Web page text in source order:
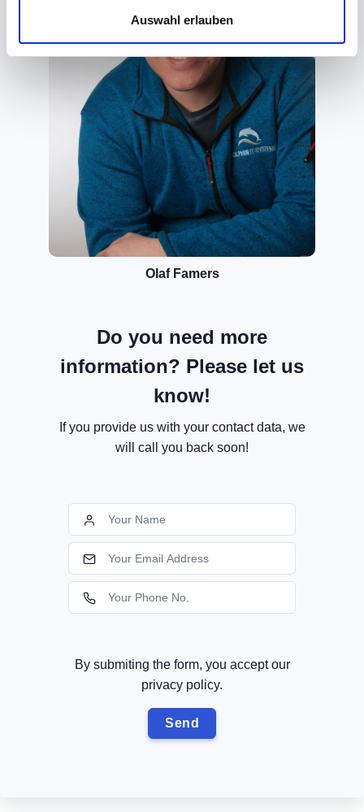
Auswahl erlauben
Olaf Famers
Do you need more
information? Please let us
know!
If you provide us with your contact data, we
will call you back soon!
By submiting the form, you accept our
privacy policy.